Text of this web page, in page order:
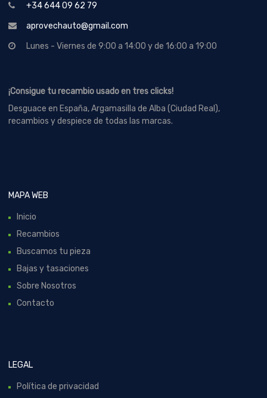
+34 644 09 62 79
aprovechauto@gmail.com
Lunes - Viernes de 9:00 a 14:00 y de 16:00 a 19:00
¡Consigue tu recambio usado en tres clicks!
Desguace en España, Argamasilla de Alba (Ciudad Real),
recambios y despiece de todas las marcas.
MAPA WEB
Inicio
Recambios
Buscamos tu pieza
Bajas y tasaciones
Sobre Nosotros
Contacto
LEGAL
Política de privacidad